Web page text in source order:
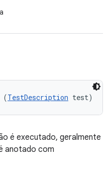
(TestDescription test)
é executado, geralmente
anotado com